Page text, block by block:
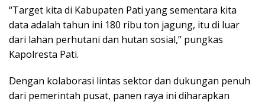
“Target kita di Kabupaten Pati yang sementara kita
data adalah tahun ini 180 ribu ton jagung, itu di luar
dari lahan perhutani dan hutan sosial,” pungkas
Kapolresta Pati.
Dengan kolaborasi lintas sektor dan dukungan penuh
dari pemerintah pusat, panen raya ini diharapkan